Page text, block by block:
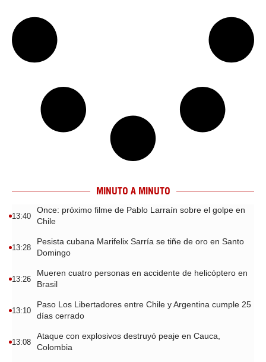
MINUTO A MINUTO
13:40
Once: próximo filme de Pablo Larraín sobre el golpe en
Chile
13:28
Pesista cubana Marifelix Sarría se tiñe de oro en Santo
Domingo
13:26
Mueren cuatro personas en accidente de helicóptero en
Brasil
13:10
Paso Los Libertadores entre Chile y Argentina cumple 25
días cerrado
13:08
Ataque con explosivos destruyó peaje en Cauca,
Colombia